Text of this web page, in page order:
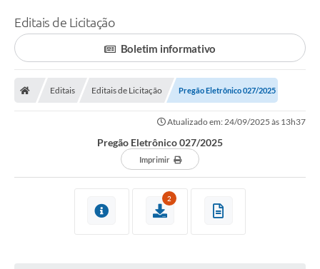
Editais de Licitação
Boletim informativo
Editais Editais de Licitação Pregão Eletrônico 027/2025
Atualizado em: 24/09/2025 às 13h37
Pregão Eletrônico 027/2025
Imprimir
2